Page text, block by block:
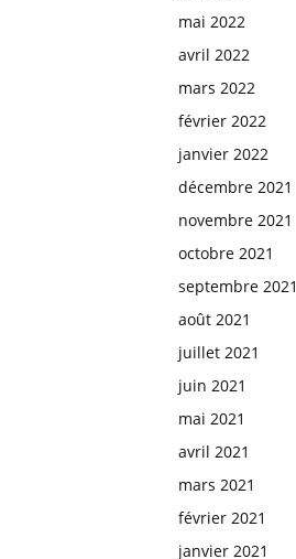
mai 2022
avril 2022
mars 2022
février 2022
janvier 2022
décembre 2021
novembre 2021
octobre 2021
septembre 2021
août 2021
juillet 2021
juin 2021
mai 2021
avril 2021
mars 2021
février 2021
janvier 2021